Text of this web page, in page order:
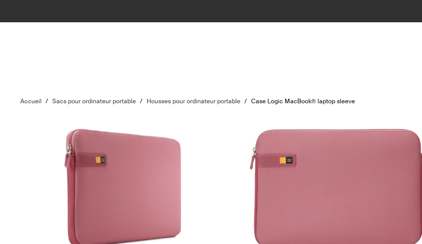
Accueil / Sacs pour ordinateur portable / Housses pour ordinateur portable / Case Logic MacBook® laptop sleeve